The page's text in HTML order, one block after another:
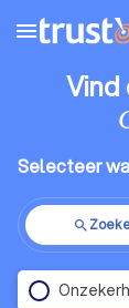
menu
Vind
Selecteer
search